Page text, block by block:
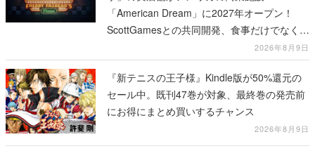
「American Dream」に2027年オープン！
ScottGamesとの共同開発、食事だけでなくス
テージショーや没入型のホラー体験も楽しめ
る
2026年8月9日
『新テニスの王子様』Kindle版が50%還元の
セール中。既刊47巻が対象、最終巻の発売前
にお得にまとめ買いするチャンス
2026年8月9日